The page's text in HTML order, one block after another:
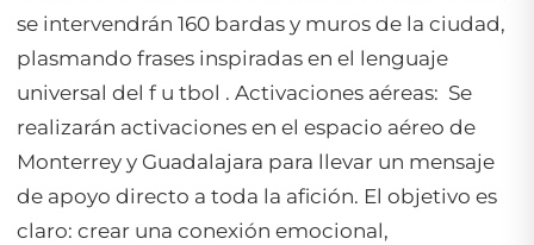
se intervendrán 160 bardas y muros de la ciudad,
plasmando frases inspiradas en el lenguaje
universal del f u tbol . Activaciones aéreas: Se
realizarán activaciones en el espacio aéreo de
Monterrey y Guadalajara para llevar un mensaje
de apoyo directo a toda la afición. El objetivo es
claro: crear una conexión emocional,